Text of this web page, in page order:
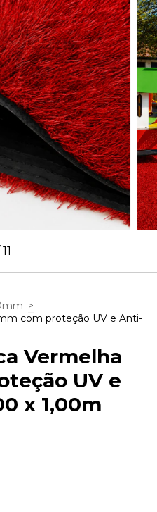
11
>
com proteção UV e Anti-
Vermelha
UV e
x 1,00m